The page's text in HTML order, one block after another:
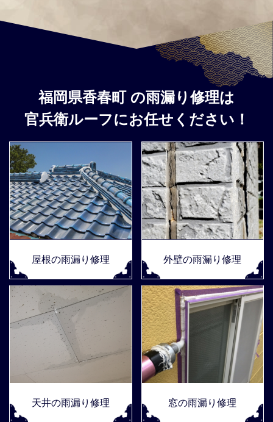
福岡県香春町 の雨漏り修理は
官兵衛ルーフにお任せください！
屋根の雨漏り修理 外壁の雨漏り修理
天井の雨漏り修理 窓の雨漏り修理